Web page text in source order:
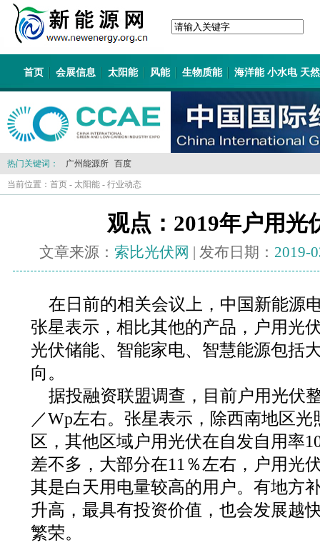
首页 会展信息 太阳能 风能 生物质能 海洋能 小水电 天
热门关键词： 广州能源所 百度
当前位置： 首页 - 太阳能 - 行业动态
观点：2019年户用光
文章来源： 索比光伏网 | 发布日期： 2019-
在日前的相关会议上，中国新能源
张星表示，相比其他的产品，户用光
光伏储能、智能家电、智慧能源包括
向。
据投融资联盟调查，目前户用光伏
／Wp左右。张星表示，除西南地区
区，其他区域户用光伏在自发自用率
差不多，大部分在11％左右，户用光
其是白天用电量较高的用户。有地方
升高，最具有投资价值，也会发展越
繁荣。